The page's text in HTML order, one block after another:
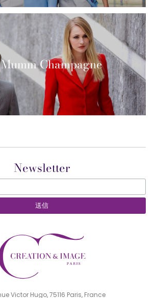
Champagne
Newsletter
Victor Hugo, 75116 Paris, France